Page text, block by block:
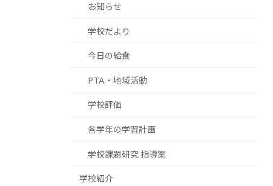
お知らせ
学校だより
今日の給食
PTA・地域活動
学校評価
各学年の学習計画
学校課題研究 指導案
学校紹介